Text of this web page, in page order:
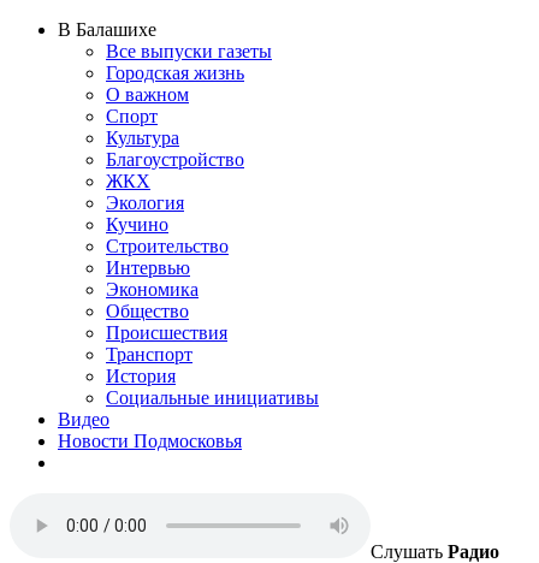
В Балашихе
Все выпуски газеты
Городская жизнь
О важном
Спорт
Культура
Благоустройство
ЖКХ
Экология
Кучино
Строительство
Интервью
Экономика
Общество
Происшествия
Транспорт
История
Социальные инициативы
Видео
Новости Подмосковья
Слушать Радио